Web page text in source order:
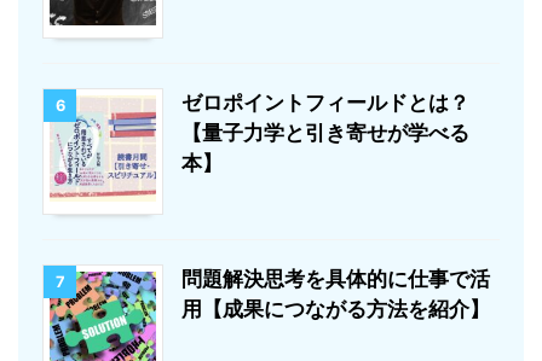
6
ゼロポイントフィールドとは？
【量子力学と引き寄せが学べる
本】
7
問題解決思考を具体的に仕事で活
用【成果につながる方法を紹介】